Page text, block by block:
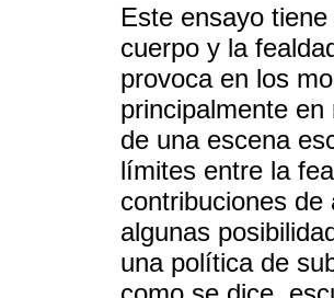
Este ensayo
cuerpo y la
provoca en los
principalmente
de una escena
límites entre la
contribuciones
algunas
una política de